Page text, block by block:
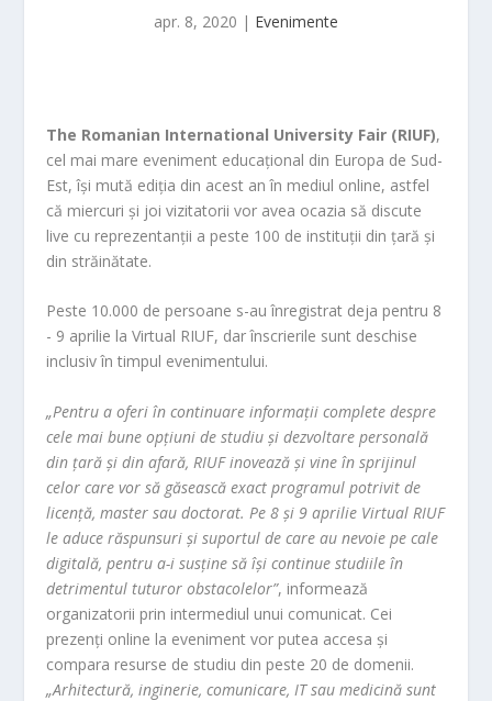
apr. 8, 2020 | Evenimente
The Romanian International University Fair (RIUF),
cel mai mare eveniment educaţional din Europa de Sud-
Est, îşi mută ediţia din acest an în mediul online, astfel
că miercuri şi joi vizitatorii vor avea ocazia să discute
live cu reprezentanţii a peste 100 de instituţii din ţară şi
din străinătate.
Peste 10.000 de persoane s-au înregistrat deja pentru 8
- 9 aprilie la Virtual RIUF, dar înscrierile sunt deschise
inclusiv în timpul evenimentului.
„Pentru a oferi în continuare informaţii complete despre
cele mai bune opţiuni de studiu şi dezvoltare personală
din ţară şi din afară, RIUF inovează şi vine în sprijinul
celor care vor să găsească exact programul potrivit de
licenţă, master sau doctorat. Pe 8 şi 9 aprilie Virtual RIUF
le aduce răspunsuri şi suportul de care au nevoie pe cale
digitală, pentru a-i susţine să îşi continue studiile în
detrimentul tuturor obstacolelor”, informează
organizatorii prin intermediul unui comunicat. Cei
prezenţi online la eveniment vor putea accesa şi
compara resurse de studiu din peste 20 de domenii.
„Arhitectură, inginerie, comunicare, IT sau medicină sunt